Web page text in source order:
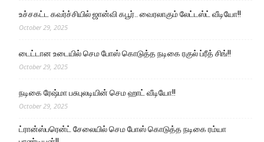
உச்சகட்ட கவர்ச்சியில் ஜான்வி கபூர்.. வைரலாகும் லேட்டஸ்ட் வீடியோ!!
October 29, 2025
டைட்டான உடையில் செம போஸ் கொடுத்த நடிகை ரகுல் ப்ரீத் சிங்!!
October 29, 2025
நடிகை ரேஷ்மா பசுபுலடியின் செம ஹாட் வீடியோ!!
October 29, 2025
ட்ரான்ஸ்பரென்ட் சேலையில் செம போஸ் கொடுத்த நடிகை ரம்யா